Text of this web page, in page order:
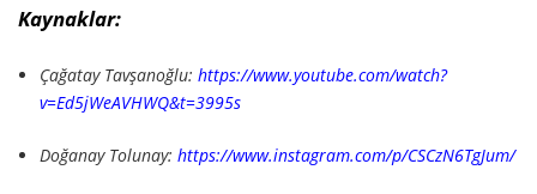
Kaynaklar:
Çağatay Tavşanoğlu:https://www.youtube.com/watch?
v=Ed5jWeAVHWQ&t=3995s
Doğanay Tolunay:https://www.instagram.com/p/CSCzN6TgJum/